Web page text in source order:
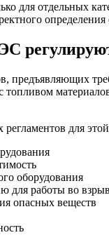
для отдельных
предъявляющих
для
оборудования
для работы во
опасных веществ